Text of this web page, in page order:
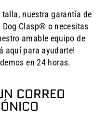
nuestra garantía de
Clasp® o necesitas
amable equipo de
aquí para ayudarte!
en 24 horas.
CORREO